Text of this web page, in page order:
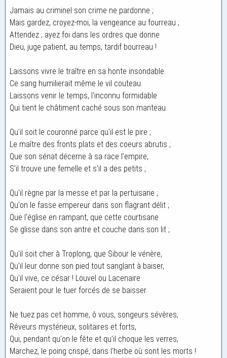
Jamais au criminel son crime ne pardonne ;
Mais gardez, croyez-moi, la vengeance au fourreau ;
Attendez ; ayez foi dans les ordres que donne
Dieu, juge patient, au temps, tardif bourreau !
Laissons vivre le traître en sa honte insondable.
Ce sang humilierait même le vil couteau.
Laissons venir le temps, l'inconnu formidable
Qui tient le châtiment caché sous son manteau.
Qu'il soit le couronné parce qu'il est le pire ;
Le maître des fronts plats et des coeurs abrutis ;
Que son sénat décerne à sa race l'empire,
S'il trouve une femelle et s'il a des petits ;
Qu'il règne par la messe et par la pertuisane ;
Qu'on le fasse empereur dans son flagrant délit ;
Que l'église en rampant, que cette courtisane
Se glisse dans son antre et couche dans son lit ;
Qu'il soit cher à Troplong, que Sibour le vénère,
Qu'il leur donne son pied tout sanglant à baiser,
Qu'il vive, ce césar ! Louvel ou Lacenaire
Seraient pour le tuer forcés de se baisser.
Ne tuez pas cet homme, ô vous, songeurs sévères,
Rêveurs mystérieux, solitaires et forts,
Qui, pendant qu'on le fête et qu'il choque les verres,
Marchez, le poing crispé, dans l'herbe où sont les morts !